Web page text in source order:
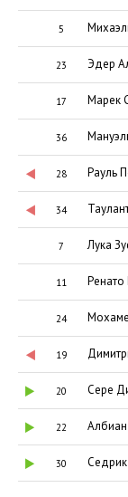
5
23 Эдер
17 Марек
36
28 Рауль
34
7 Лука
11
24
19
20 Сере
22 Албиан
30